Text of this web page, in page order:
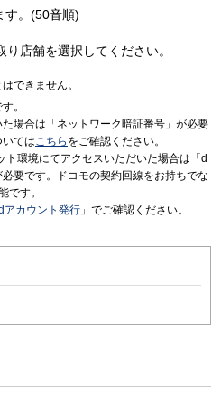
す。(50音順)
店舗を選択してください。
できません。
。
場合は「ネットワーク暗証番号」が必要
てはこちら をご確認ください。
環境にてアクセスいただいた場合は「d
要です。ドコモの契約回線をお持ちでな
です。
アカウント発行 」でご確認ください。